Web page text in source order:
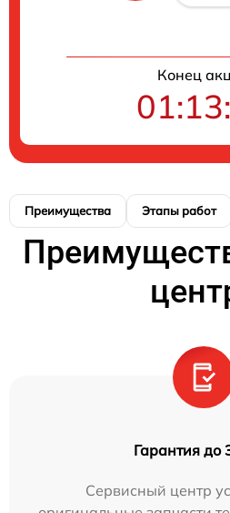
Конец
Преимущества Этапы работ
Гарантия до
Сервисный центр